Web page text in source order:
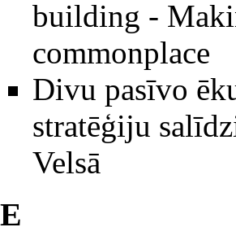
building -
commonplace
Divu pasīvo
stratēģiju
Velsā
E